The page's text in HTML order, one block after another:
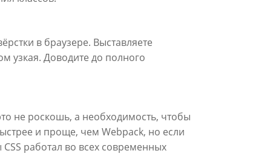
в браузере. Выставляете
узкая. Доводите до полного
не роскошь, а необходимость, чтобы
и проще, чем Webpack, но если
работал во всех современных